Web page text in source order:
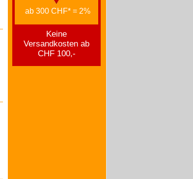
ab 300 CHF* = 2%
Keine
Versandkosten ab
CHF 100,-